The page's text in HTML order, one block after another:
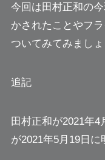
今回は田村正和の
かされたことやフ
ついてみてみましょ
追記
田村正和が2021年4
が2021年5月19日に